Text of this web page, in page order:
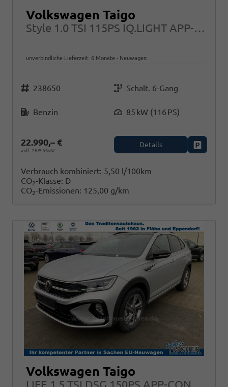
Volkswagen Taigo
Style 1.0 TSI 115PS IQ.LIGHT APP-CONNECT IQ.DRIVE 17"ALU
unverbindliche Lieferzeit: 6 Monate Neuwagen
Fahrzeugnr.
238650
Getriebe
Schalt. 6-Gang
Benzin 85 kW (116 PS)
22.990,– €
inkl. 19% MwSt.
Details
Verbrauch kombiniert: 5,50 l/100km
CO2-Klasse: D
CO2-Emissionen: 125,00 g/km
Volkswagen Taigo